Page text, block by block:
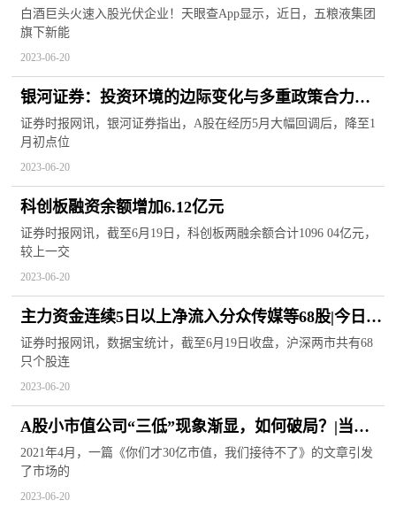
出击，入股一光伏企业！近10股将遭减持，啥情
况？
白酒巨头火速入股光伏企业！天眼查App显示，近日，五粮液集团
旗下新能
2023-06-20
银河证券：投资环境的边际变化与多重政策合力催
化A股市场颠簸上行_全球微动态
证券时报网讯，银河证券指出，A股在经历5月大幅回调后，降至1
月初点位
2023-06-20
科创板融资余额增加6.12亿元
证券时报网讯，截至6月19日，科创板两融余额合计1096 04亿元，
较上一交
2023-06-20
主力资金连续5日以上净流入分众传媒等68股|今日关
注
证券时报网讯，数据宝统计，截至6月19日收盘，沪深两市共有68
只个股连
2023-06-20
A股小市值公司“三低”现象渐显，如何破局？|当前
焦点
2021年4月，一篇《你们才30亿市值，我们接待不了》的文章引发
了市场的
2023-06-20